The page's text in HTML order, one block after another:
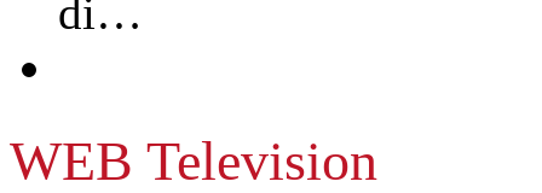
di…
WEB Television